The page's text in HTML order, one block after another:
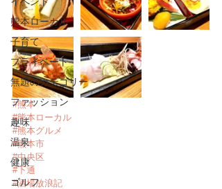
熊本ローカル
子育て
プライベート
無題のカテゴリー
ファッション
趣味
温泉
健康
ゴルフ
#熊本
#熊本ローカル
#熊本グルメ
#熊本市
#中央区
#下通
#酒場放浪記